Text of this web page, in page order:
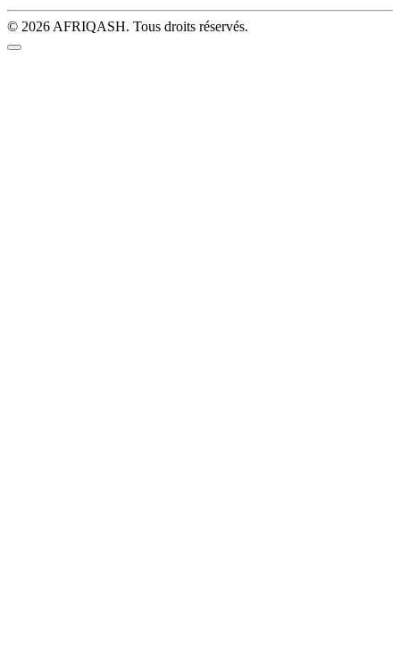
© 2026 AFRIQASH. Tous droits réservés.